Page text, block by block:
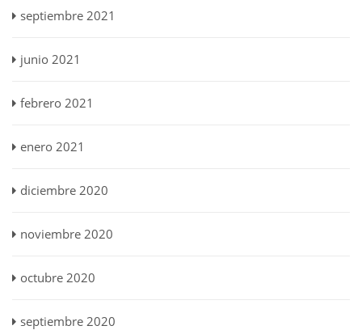
septiembre 2021
junio 2021
febrero 2021
enero 2021
diciembre 2020
noviembre 2020
octubre 2020
septiembre 2020